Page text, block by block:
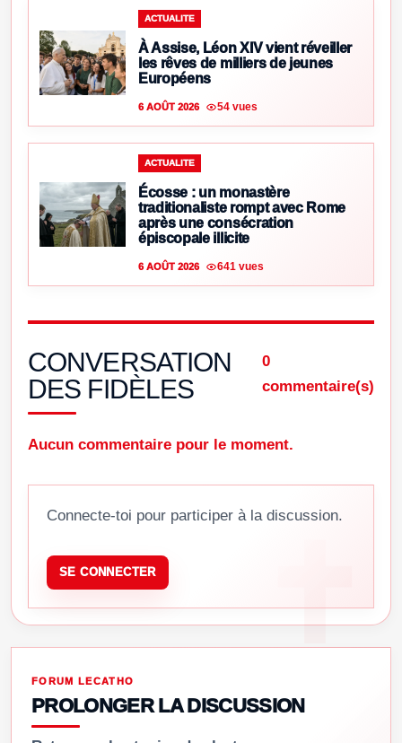
ACTUALITE
À Assise, Léon XIV vient réveiller
les rêves de milliers de jeunes
Européens
6 AOÛT 2026 54 vues
ACTUALITE
Écosse : un monastère
traditionaliste rompt avec Rome
après une consécration
épiscopale illicite
6 AOÛT 2026 641 vues
CONVERSATION
DES FIDÈLES
0
commentaire(s)
Aucun commentaire pour le moment.
Connecte-toi pour participer à la discussion.
SE CONNECTER
FORUM LECATHO
PROLONGER LA DISCUSSION